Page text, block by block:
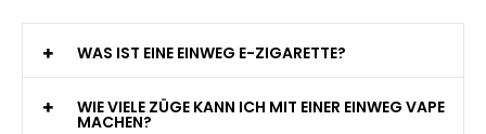
WAS IST EINE EINWEG E-ZIGARETTE?
WIE VIELE ZÜGE KANN ICH MIT EINER EINWEG VAPE
MACHEN?